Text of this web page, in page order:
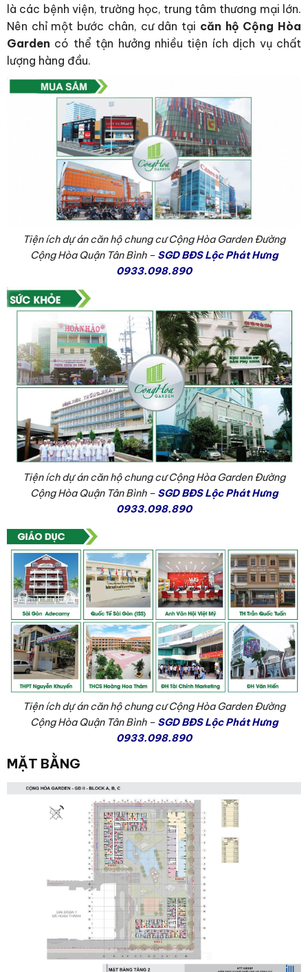
là các bệnh viện, trường học, trung tâm thương mại lớn.
Nên chỉ một bước chân, cư dân tại căn hộ Cộng Hòa
Garden có thể tận hưởng nhiều tiện ích dịch vụ chất
lượng hàng đầu.
Tiện ích dự án căn hộ chung cư Cộng Hòa Garden Đường
Cộng Hòa Quận Tân Bình – SGD BĐS Lộc Phát Hưng
0933.098.890
Tiện ích dự án căn hộ chung cư Cộng Hòa Garden Đường
Cộng Hòa Quận Tân Bình – SGD BĐS Lộc Phát Hưng
0933.098.890
Tiện ích dự án căn hộ chung cư Cộng Hòa Garden Đường
Cộng Hòa Quận Tân Bình – SGD BĐS Lộc Phát Hưng
0933.098.890
MẶT BẰNG